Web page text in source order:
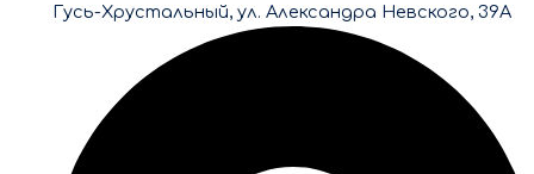
Гусь-Хрустальный, ул. Александра Невского, 39А